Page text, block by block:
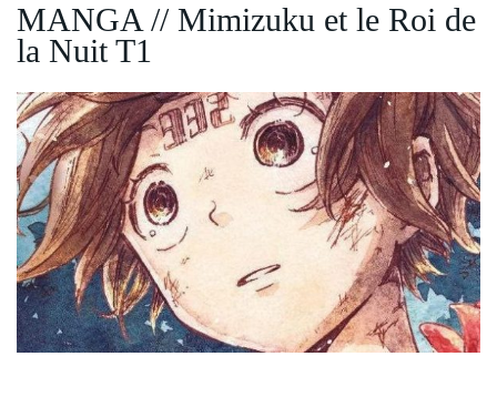
MANGA // Mimizuku et le Roi de
la Nuit T1